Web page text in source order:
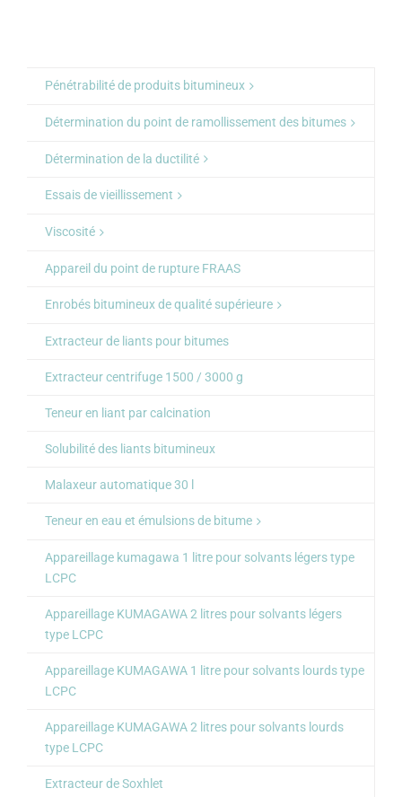
Pénétrabilité de produits bitumineux
Détermination du point de ramollissement des bitumes
Détermination de la ductilité
Essais de vieillissement
Viscosité
Appareil du point de rupture FRAAS
Enrobés bitumineux de qualité supérieure
Extracteur de liants pour bitumes
Extracteur centrifuge 1500 / 3000 g
Teneur en liant par calcination
Solubilité des liants bitumineux
Malaxeur automatique 30 l
Teneur en eau et émulsions de bitume
Appareillage kumagawa 1 litre pour solvants légers type
LCPC
Appareillage KUMAGAWA 2 litres pour solvants légers
type LCPC
Appareillage KUMAGAWA 1 litre pour solvants lourds type
LCPC
Appareillage KUMAGAWA 2 litres pour solvants lourds
type LCPC
Extracteur de Soxhlet